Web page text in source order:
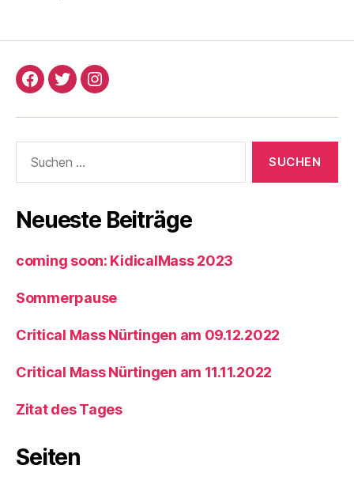
CriticalCriticalCritical
nach:
Neueste Beiträge
coming soon: KidicalMass 2023
Sommerpause
Critical Mass Nürtingen am 09.12.2022
Critical Mass Nürtingen am 11.11.2022
Zitat des Tages
Seiten